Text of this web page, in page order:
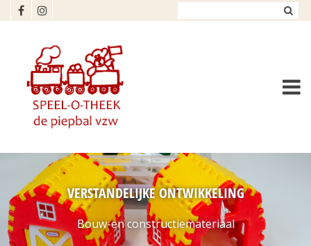
Overslaan en naar de inhoud gaan
VERSTANDELIJKE ONTWIKKELING
Bouw-en constructiemateriaal